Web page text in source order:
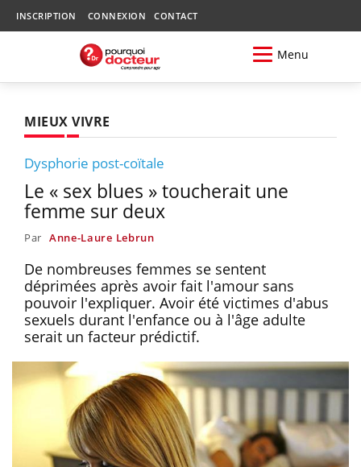
INSCRIPTION CONNEXION CONTACT
Menu
MIEUX VIVRE
Dysphorie post-coïtale
Le « sex blues » toucherait une
femme sur deux
Par Anne-Laure Lebrun
De nombreuses femmes se sentent
déprimées après avoir fait l'amour sans
pouvoir l'expliquer. Avoir été victimes d'abus
sexuels durant l'enfance ou à l'âge adulte
serait un facteur prédictif.